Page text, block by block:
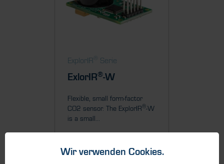
ExplorIR Serie
ExlorIR®-W
Flexible, small form-factor
CO2 sensor. The ExplorIR®-W
is a small...
Wir verwenden Cookies.